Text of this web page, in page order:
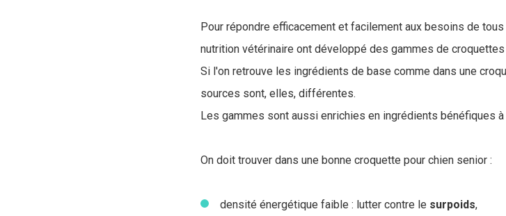
Pour répondre efficacement et facilement aux besoins de
nutrition vétérinaire ont développé des gammes de
Si l'on retrouve les ingrédients de base comme dans une
sources sont, elles, différentes.
Les gammes sont aussi enrichies en ingrédients bénéfiques
On doit trouver dans une bonne croquette pour chien senior :
densité énergétique faible : lutter contre le surpoids,